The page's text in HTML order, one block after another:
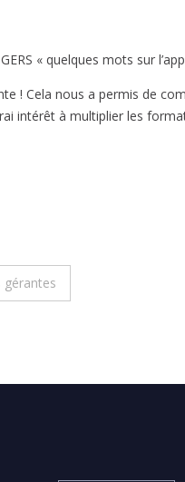
« quelques mots sur
! Cela nous a permis de
intérêt à multiplier les
gérantes